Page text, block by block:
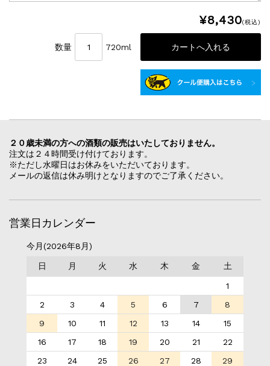
¥8,430(税込)
数量 720ml
２０歳未満の方への酒類の販売はいたしておりません。
注文は２４時間受け付けております。
※ただし水曜日はお休みをいただいております。
メールの返信は休み明けとなりますのでご了承ください。
営業日カレンダー
今月(2026年8月)
日 月 火 水 木 金 土
1
2
3 4 5 6 7
8
9
10 11 12 13 14
15
16
17 18 19 20 21
22
23
24 25 26 27 28
29